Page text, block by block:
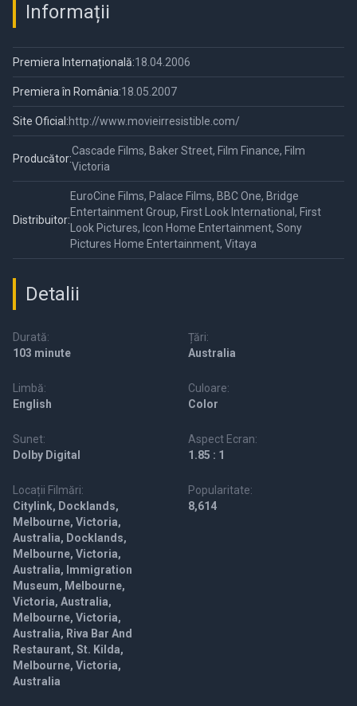
Informații
Premiera Internațională:18.04.2006
Premiera în România:18.05.2007
Site Oficial:http://www.movieirresistible.com/
Producător:
Cascade Films, Baker Street, Film Finance, Film
Victoria
Distribuitor:
EuroCine Films, Palace Films, BBC One, Bridge
Entertainment Group, First Look International, First
Look Pictures, Icon Home Entertainment, Sony
Pictures Home Entertainment, Vitaya
Detalii
Durată:
103 minute
Țări:
Australia
Limbă:
English
Culoare:
Color
Sunet:
Dolby Digital
Aspect Ecran:
1.85 : 1
Locații Filmări:
Citylink, Docklands,
Melbourne, Victoria,
Australia, Docklands,
Melbourne, Victoria,
Australia, Immigration
Museum, Melbourne,
Victoria, Australia,
Melbourne, Victoria,
Australia, Riva Bar And
Restaurant, St. Kilda,
Melbourne, Victoria,
Australia
Popularitate:
8,614